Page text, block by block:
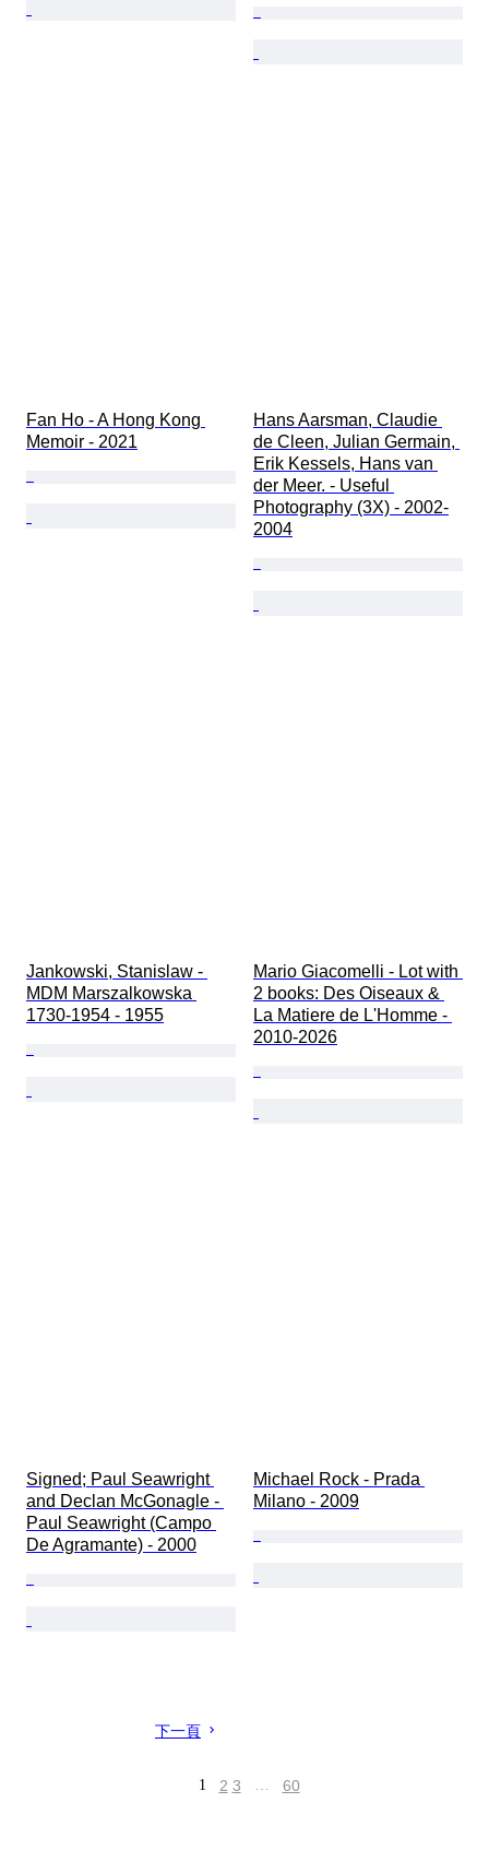
Fan Ho - A Hong Kong
Memoir - 2021
Hans Aarsman, Claudie
de Cleen, Julian Germain,
Erik Kessels, Hans van
der Meer. - Useful
Photography (3X) - 2002-
2004
Jankowski, Stanislaw -
MDM Marszalkowska
1730-1954 - 1955
Mario Giacomelli - Lot with
2 books: Des Oiseaux &
La Matiere de L'Homme -
2010-2026
Signed; Paul Seawright
and Declan McGonagle -
Paul Seawright (Campo
De Agramante) - 2000
Michael Rock - Prada
Milano - 2009
下一頁
1 2 3 … 60